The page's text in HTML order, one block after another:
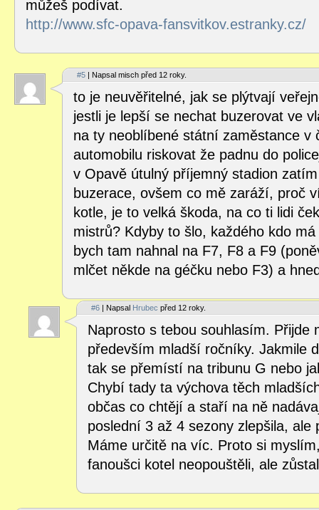
můžeš podívat.
http://www.sfc-opava-fansvitkov.estranky.cz/
#5 | Napsal misch před 12 roky.
to je neuvěřitelné, jak se plýtvají
jestli je lepší se nechat buzerovat ve
na ty neoblíbené státní zaměstance v
automobilu riskovat že padnu do
v Opavě útulný příjemný stadion
buzerace, ovšem co mě zaráží, proč
kotle, je to velká škoda, na co ti lidi
mistrů? Kdyby to šlo, každého kdo
bych tam nahnal na F7, F8 a F9
mlčet někde na géčku nebo F3) a
#6 | Napsal Hrubec před 12 roky.
Naprosto s tebou souhlasím. Přijde
především mladší ročníky. Jakmile
tak se přemístí na tribunu G nebo
Chybí tady ta výchova těch
občas co chtějí a staří na ně
poslední 3 až 4 sezony zlepšila, ale
Máme určitě na víc. Proto si
fanoušci kotel neopouštěli, ale